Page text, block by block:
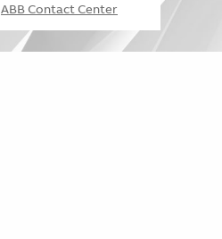
ABB Contact Center